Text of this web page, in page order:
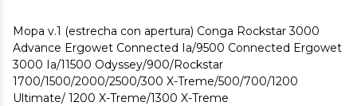
Mopa v.1 (estrecha con apertura) Conga Rockstar 3000
Advance Ergowet Connected Ia/9500 Connected Ergowet
3000 Ia/11500 Odyssey/900/Rockstar
1700/1500/2000/2500/300 X-Treme/500/700/1200
Ultimate/ 1200 X-Treme/1300 X-Treme